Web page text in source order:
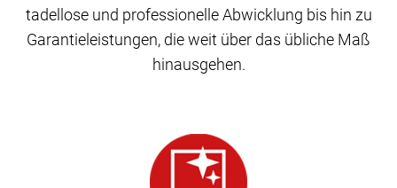
tadellose und professionelle Abwicklung bis hin zu
Garantieleistungen, die weit über das übliche Maß
hinausgehen.